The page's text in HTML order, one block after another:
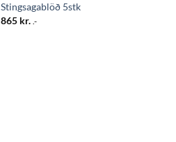
Stingsagablöð 5stk
865 kr. .-